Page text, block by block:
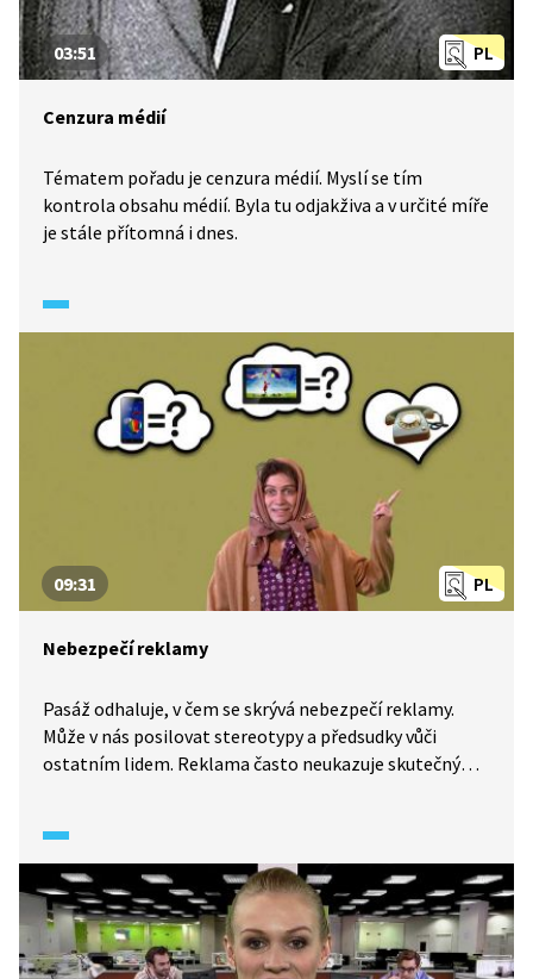
PL
03:51
Cenzura médií
Tématem pořadu je cenzura médií. Myslí se tím
kontrola obsahu médií. Byla tu odjakživa a v určité míře
je stále přítomná i dnes.
PL
09:31
Nebezpečí reklamy
Pasáž odhaluje, v čem se skrývá nebezpečí reklamy.
Může v nás posilovat stereotypy a předsudky vůči
ostatním lidem. Reklama často neukazuje skutečný